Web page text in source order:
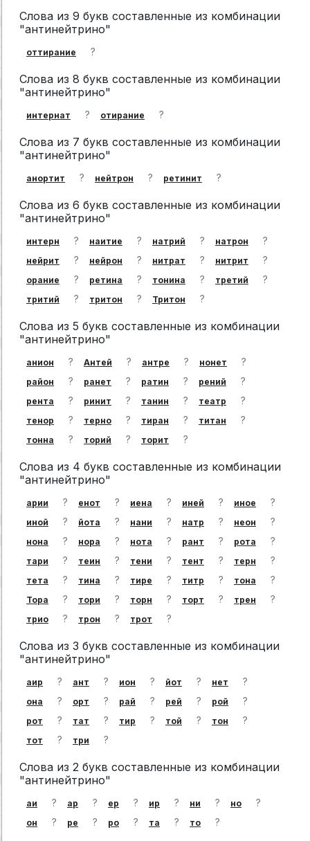
Слова из 9 букв составленные из комбинации
"антинейтрино"
оттирание ?
Слова из 8 букв составленные из комбинации
"антинейтрино"
интернат ? отирание ?
Слова из 7 букв составленные из комбинации
"антинейтрино"
анортит ? нейтрон ? ретинит ?
Слова из 6 букв составленные из комбинации
"антинейтрино"
интерн ? наитие ? натрий ? натрон ?
нейрит ? нейрон ? нитрат ? нитрит ?
орание ? ретина ? тонина ? третий ?
тритий ? тритон ? Тритон ?
Слова из 5 букв составленные из комбинации
"антинейтрино"
анион ? Антей ? антре ? нонет ?
район ? ранет ? ратин ? рений ?
рента ? ринит ? танин ? театр ?
тенор ? терно ? тиран ? титан ?
тонна ? торий ? торит ?
Слова из 4 букв составленные из комбинации
"антинейтрино"
арии ? енот ? иена ? иней ? иное ?
иной ? йота ? нани ? натр ? неон ?
нона ? нора ? нота ? рант ? рота ?
тари ? теин ? тени ? тент ? терн ?
тета ? тина ? тире ? титр ? тона ?
Тора ? тори ? торн ? торт ? трен ?
трио ? трон ? трот ?
Слова из 3 букв составленные из комбинации
"антинейтрино"
аир ? ант ? ион ? йот ? нет ?
она ? орт ? рай ? рей ? рой ?
рот ? тат ? тир ? той ? тон ?
тот ? три ?
Слова из 2 букв составленные из комбинации
"антинейтрино"
аи ? ар ? ер ? ир ? ни ? но ?
он ? ре ? ро ? та ? то ?